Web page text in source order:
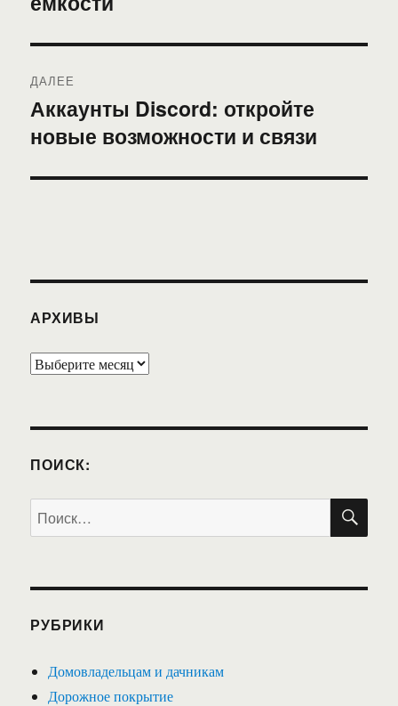
ДАЛЕЕ
Следующая
запись:
Аккаунты Discord: откройте
новые возможности и связи
АРХИВЫ
Архивы
ПОИСК:
Искать:
РУБРИКИ
Домовладельцам и дачникам
Дорожное покрытие